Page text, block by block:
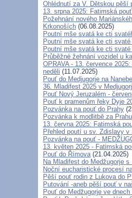
Ohlédnutí za V. Dětskou pěší
13. srpna 2025: Fatimská
Požehnání nového
Krkonoších (06.08.2025)
Poutní mše svatá ke cti
Poutní mše svatá ke cti
Poutní mše svatá ke cti
Průběžné žehnání vozidel u
OPRAVA - 13. července
neděli (11.07.2025)
Pouť do Medjugorje na
36. Mladifest 2025 v
Pouť Nový Jeruzalém -
Pouť k pramenům řeky Dyje
Pozvánka na pouť do Prahy
Pozvánka k modlitbě za
13. června 2025: Fatimská
Přehled poutí u sv. Zdislavy
Pozvánka na pouť -
13. květen 2025 - Fatimská
Pouť do Římova(21.04.2025)
Na Mladifest do Medžugorje s
Noční eucharistické procesí
Pěší pouť rodin z Lukova do
Putování -aneb pěší pouť v
Pouť do Medžugorje ve